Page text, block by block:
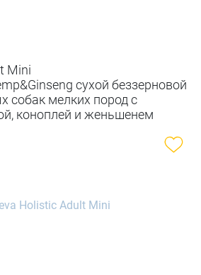
Mini
сухой беззерновой
собак мелких пород с
коноплей и женьшенем